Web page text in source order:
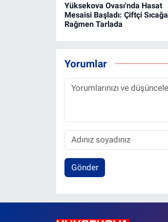
Yüksekova Ovası'nda Hasat
Mesaisi Başladı: Çiftçi Sıcağa
Rağmen Tarlada
Yorumlar
Gönder